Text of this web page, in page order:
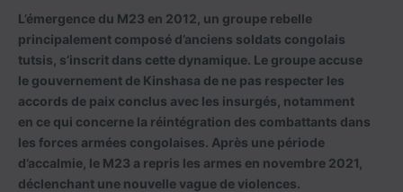
L’émergence du M23 en 2012, un groupe rebelle
principalement composé d’anciens soldats congolais
tutsis, s’inscrit dans cette dynamique. Le groupe accuse
le gouvernement de Kinshasa de ne pas respecter les
accords de paix conclus avec les insurgés, notamment
en ce qui concerne la réintégration des combattants dans
les forces armées congolaises. Après une période
d’accalmie, le M23 a repris les armes en novembre 2021,
déclenchant une nouvelle vague de violences.